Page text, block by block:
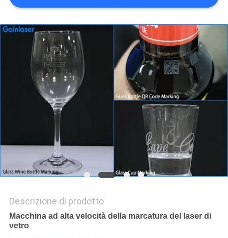
POLICY
Descrizione di prodotto
Macchina ad alta velocità della marcatura del laser di
vetro